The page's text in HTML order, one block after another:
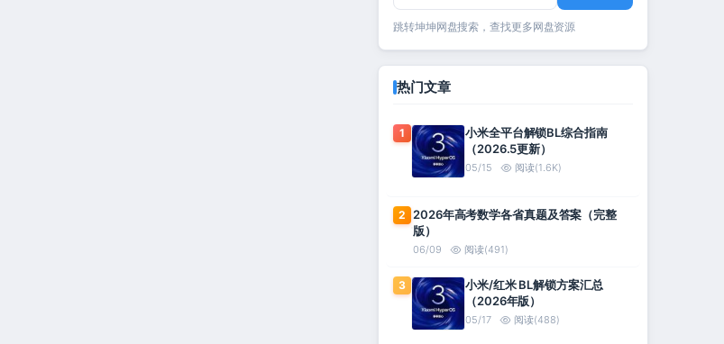
跳转坤坤网盘搜索，查找更多网盘资源
热门文章
1
小米全平台解锁BL综合指南
（2026.5更新）
05/15 阅读(1.6K)
2
2026年高考数学各省真题及答案（完整
版）
06/09 阅读(491)
3
小米/红米 BL解锁方案汇总
（2026年版）
05/17 阅读(488)